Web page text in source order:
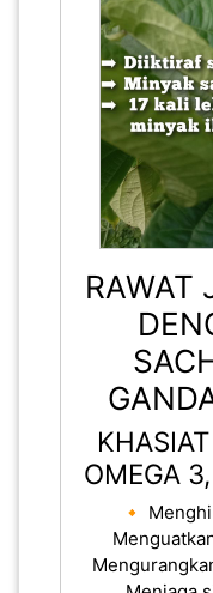
RAWAT
OMEGA
🔸